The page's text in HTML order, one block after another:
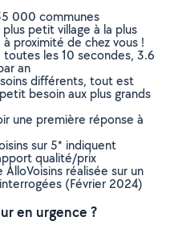
000 communes
petit village à la plus
proximité de chez vous !
les 10 secondes, 3.6
an
différents, tout est
besoin aux plus grands
une première réponse à
sur 5* indiquent
qualité/prix
réalisée sur un
(Février 2024)
en urgence ?